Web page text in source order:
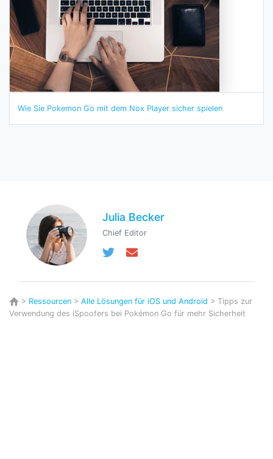
Wie Sie Pokemon Go mit dem Nox Player sicher spielen
Julia Becker
Chief Editor
> Ressourcen > Alle Lösungen für iOS und Android > Tipps zur
Verwendung des iSpoofers bei Pokémon Go für mehr Sicherheit